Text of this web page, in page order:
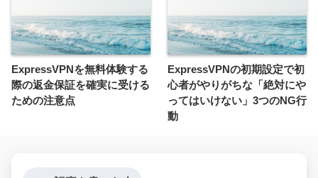
ExpressVPNを無料体験する
際の返金保証を確実に受ける
ための注意点
ExpressVPNの初期設定で初
心者がやりがちな「絶対にや
ってはいけない」3つのNG行
動